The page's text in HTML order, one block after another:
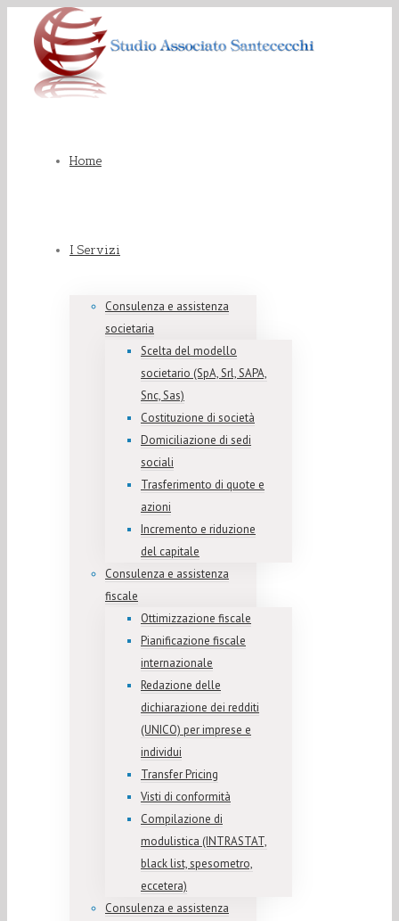
Home
I Servizi
Consulenza e assistenza
societaria
Scelta del modello
societario (SpA, Srl, SAPA,
Snc, Sas)
Costituzione di società
Domiciliazione di sedi
sociali
Trasferimento di quote e
azioni
Incremento e riduzione
del capitale
Consulenza e assistenza
fiscale
Ottimizzazione fiscale
Pianificazione fiscale
internazionale
Redazione delle
dichiarazione dei redditi
(UNICO) per imprese e
individui
Transfer Pricing
Visti di conformità
Compilazione di
modulistica (INTRASTAT,
black list, spesometro,
eccetera)
Consulenza e assistenza